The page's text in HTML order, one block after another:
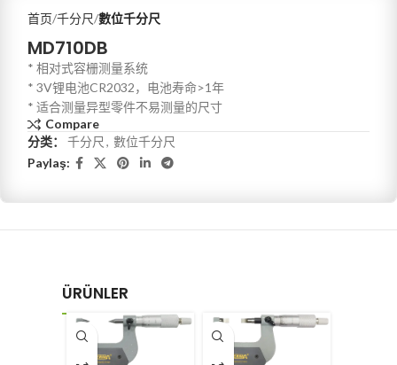
首页 千分尺 數位千分尺
MD710DB
* 相对式容栅测量系统
* 3V锂电池CR2032，电池寿命>1年
* 适合测量异型零件不易测量的尺寸
Compare
分类：
千分尺 , 數位千分尺
Paylaş:
ÜRÜNLER